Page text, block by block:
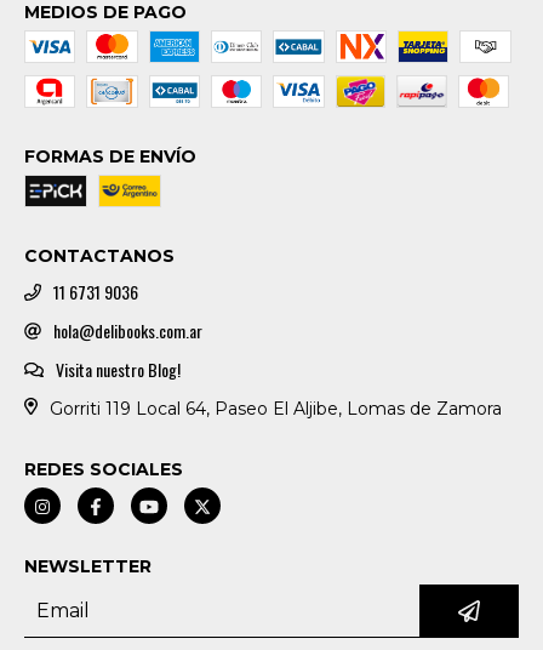
MEDIOS DE PAGO
FORMAS DE ENVÍO
CONTACTANOS
11 6731 9036
hola@delibooks.com.ar
Visita nuestro Blog!
Gorriti 119 Local 64, Paseo El Aljibe, Lomas de Zamora
REDES SOCIALES
NEWSLETTER